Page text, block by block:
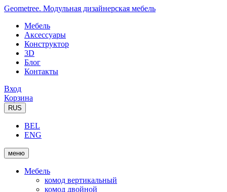
Geometree. Модульная дизайнерская мебель
Мебель
Аксессуары
Конструктор
3D
Блог
Контакты
Вход
Корзина
RUS
BEL
ENG
меню
Мебель
комод вертикальный
комод двойной